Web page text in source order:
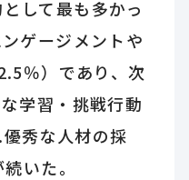
して最も多かっ
ゲージメントや
％）であり、次
学習・挑戦行動
秀な人材の採
いた。